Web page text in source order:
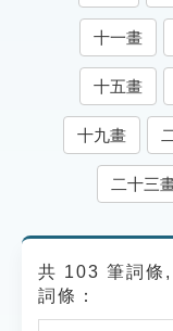
單字索引
生命大百科索
遊戲專區
貓頭鷹博士
十一畫
十五畫
十九畫
二十三
共 103 筆詞條
詞條：